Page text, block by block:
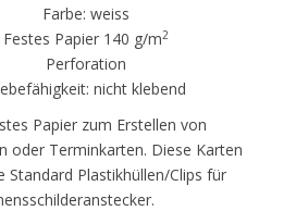
Farbe: weiss
Festes Papier 140 g/m2
Perforation
nicht klebend
Papier zum Erstellen von
oder Terminkarten. Diese Karten
Standard Plastikhüllen/Clips für